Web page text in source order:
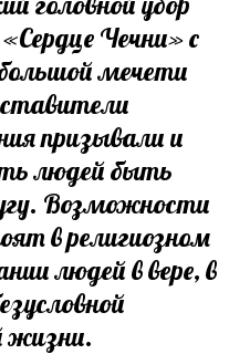
Чечни» с
мечети
призывали и
людей быть
Возможности
в религиозном
людей в вере, в
жизни.